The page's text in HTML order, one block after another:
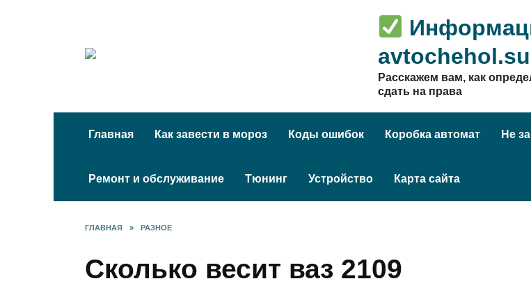
avtochehol.su
Расскажем вам, как
сдать на права
Главная Как завести в мороз Коды ошибок Коробка автомат Не
Ремонт и обслуживание Тюнинг Устройство Карта сайта
ГЛАВНАЯ » РАЗНОЕ
Сколько весит ваз 2109